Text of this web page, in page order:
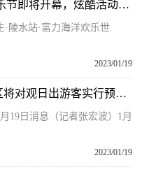
国内知名乐队齐聚海南！沙滩音乐节即将开幕，炫酷活动等你来嗨
陵水站·富力海洋欢乐世
2023/01/19
主峰限300人以下 乐东尖峰岭景区将对观日出游客实行预约入园
19日消息（记者张宏波）1月
2023/01/19